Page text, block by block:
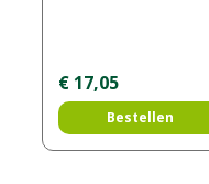
€ 17,05
Bestellen